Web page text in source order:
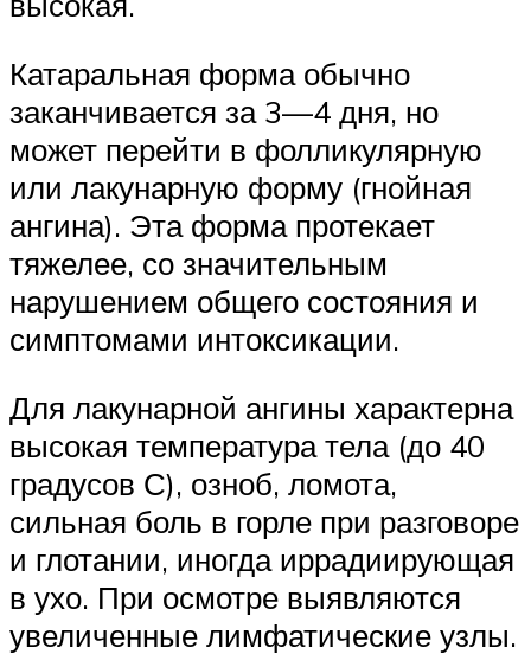
Катаральная форма обычно
заканчивается за 3—4 дня, но
может перейти в фолликулярную
или лакунарную форму (гнойная
ангина). Эта форма протекает
тяжелее, со значительным
нарушением общего состояния и
симптомами интоксикации.
Для лакунарной ангины характерна
высокая температура тела (до 40
градусов С), озноб, ломота,
сильная боль в горле при разговоре
и глотании, иногда иррадиирующая
в ухо. При осмотре выявляются
увеличенные лимфатические узлы.